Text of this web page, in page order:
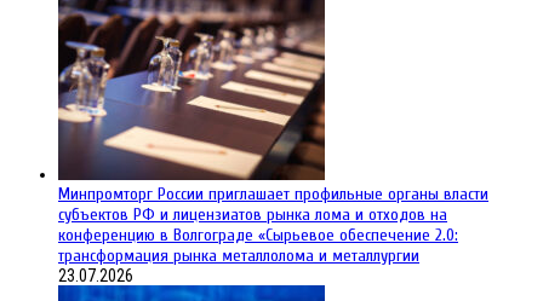
Минпромторг России приглашает профильные органы власти
субъектов РФ и лицензиатов рынка лома и отходов на
конференцию в Волгограде «Сырьевое обеспечение 2.0:
трансформация рынка металлолома и металлургии
23.07.2026